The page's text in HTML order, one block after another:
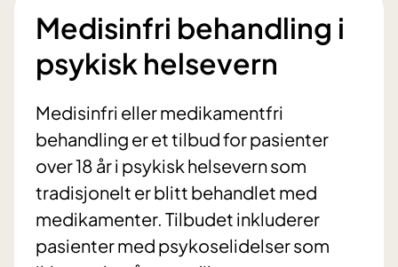
Medisinfri behandling i
psykisk helsevern
Medisinfri eller medikamentfri
behandling er et tilbud for pasienter
over 18 år i psykisk helsevern som
tradisjonelt er blitt behandlet med
medikamenter. Tilbudet inkluderer
pasienter med psykoselidelser som